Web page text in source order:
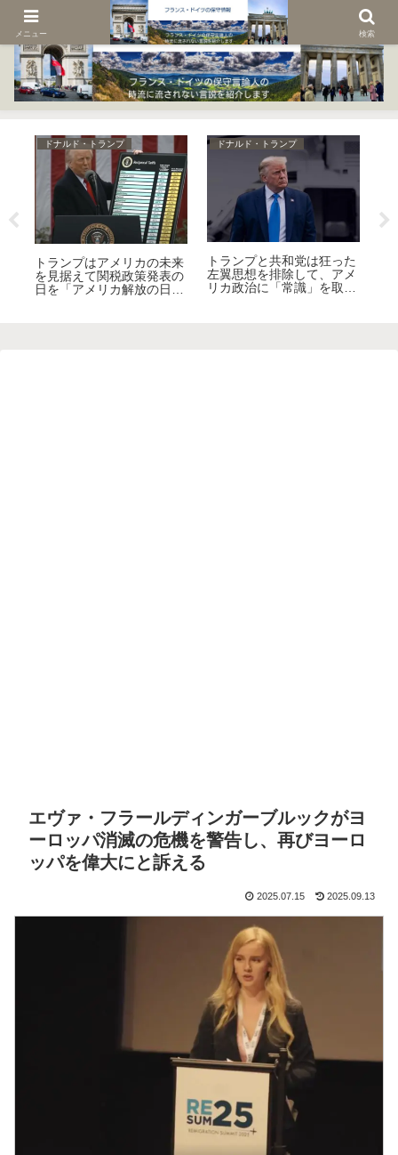
ドナルド・トランプ
トランプはアメリカの未来
を見据えて関税政策発表の
日を「アメリカ解放の日」
ドナルド・トランプ
トランプと共和党は狂った
左翼思想を排除して、アメ
リカ政治に「常識」を取り
エヴァ・フラールディンガーブルックがヨ
ーロッパ消滅の危機を警告し、再びヨーロ
ッパを偉大にと訴える
2025.07.15 2025.09.13
メニュー 検索